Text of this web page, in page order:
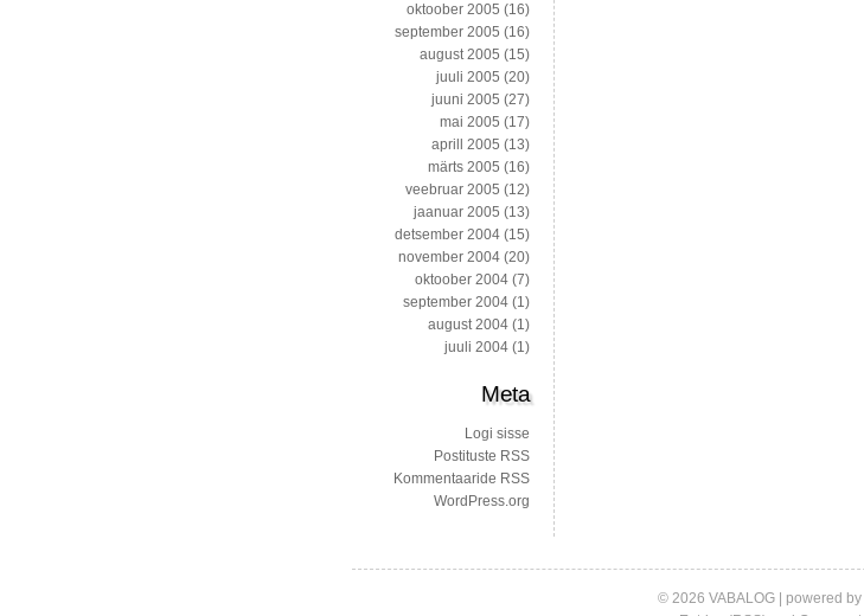
oktoober 2005 (16)
september 2005 (16)
august 2005 (15)
juuli 2005 (20)
juuni 2005 (27)
mai 2005 (17)
aprill 2005 (13)
märts 2005 (16)
veebruar 2005 (12)
jaanuar 2005 (13)
detsember 2004 (15)
november 2004 (20)
oktoober 2004 (7)
september 2004 (1)
august 2004 (1)
juuli 2004 (1)
Meta
Logi sisse
Postituste RSS
Kommentaaride RSS
WordPress.org
© 2026 VABALOG | powered by